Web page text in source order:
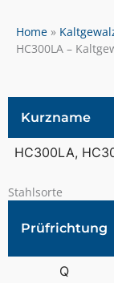
Home
HC300LA –
Kurzname
HC300LA,
Stahlsorte
Prüfrichtung
Q